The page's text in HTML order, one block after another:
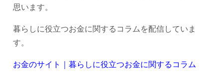
思います。
暮らしに役立つお金に関するコラムを配信していま
す。
お金のサイト｜暮らしに役立つお金に関するコラム